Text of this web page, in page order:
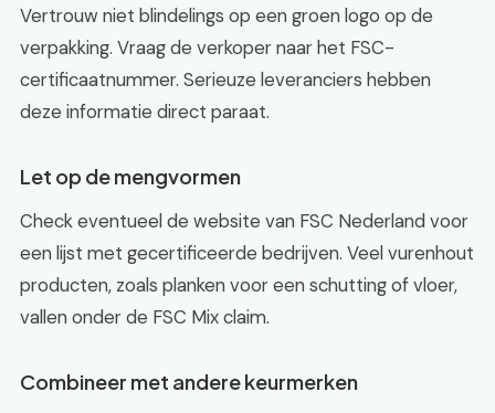
Vertrouw niet blindelings op een groen logo op de
verpakking. Vraag de verkoper naar het FSC-
certificaatnummer. Serieuze leveranciers hebben
deze informatie direct paraat.
Let op de mengvormen
Check eventueel de website van FSC Nederland voor
een lijst met gecertificeerde bedrijven. Veel vurenhout
producten, zoals planken voor een schutting of vloer,
vallen onder de FSC Mix claim.
Combineer met andere keurmerken